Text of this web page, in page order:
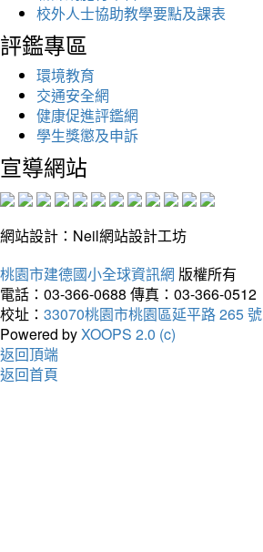
校外人士協助教學要點及課表
評鑑專區
環境教育
交通安全網
健康促進評鑑網
學生獎懲及申訴
宣導網站
網站設計：Neil網站設計工坊
桃園市建德國小全球資訊網 版權所有
電話：03-366-0688 傳真：03-366-0512
校址： 33070桃園市桃園區延平路 265 號
Powered byXOOPS 2.0 (c)
返回頂端
返回首頁